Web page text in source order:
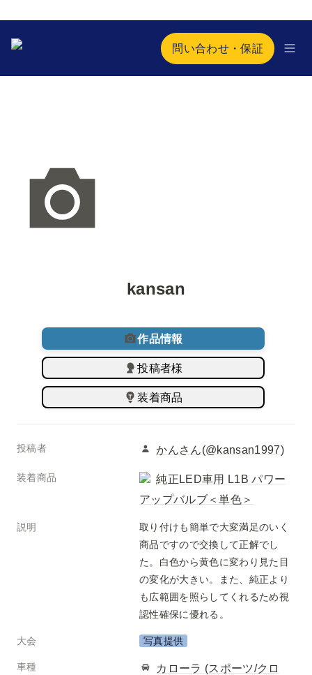
問い合わせ・保証
kansan
作品情報
投稿者様
装着商品
投稿者 かんさん(@kansan1997)
装着商品
純正LED車用 L1B パワー
アップバルブ＜単色＞
説明
取り付けも簡単で大変満足のいく
商品ですので交換して正解でし
た。白色から黄色に変わり見た目
の変化が大きい。また、純正より
も広範囲を照らしてくれるため視
認性確保に優れる。
大会 写真提供
車種
カローラ (スポーツ/クロ